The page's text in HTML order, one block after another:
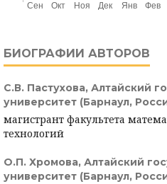
БИОГРАФИИ АВТОРОВ
С.В. Пастухова, Алтайский
университет (Барнаул,
магистрант факультета
технологий
О.П. Хромова, Алтайский
университет (Барнаул,